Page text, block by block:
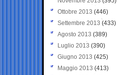
Ottobre 2013 (446)
Settembre 2013 (433)
Agosto 2013 (389)
Luglio 2013 (390)
Giugno 2013 (425)
Maggio 2013 (413)